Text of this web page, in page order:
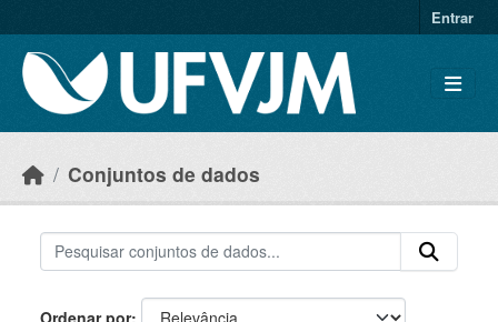
Entrar
Conjuntos de dados
Ordenar por